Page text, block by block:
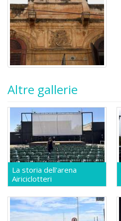
Altre gallerie
La storia dell'arena
Airiciclotteri